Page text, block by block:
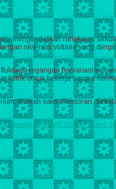
mengendalikan rangkaian
nilai-nilai voltase yang
tegangan bervariasi
listrik untuk bekerja secara
Rumah sakit, Restoran,
Matsuyama AVR 2GS MURAH,